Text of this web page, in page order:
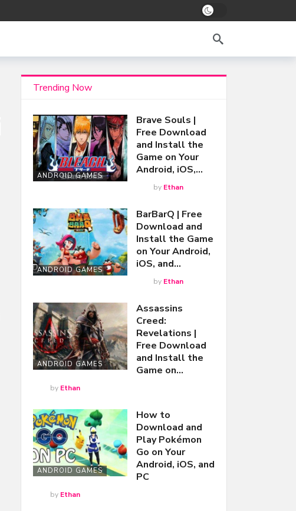
Trending Now
ANDROID GAMES
Brave Souls |
Free Download
and Install the
Game on Your
Android, iOS,…
by Ethan
ANDROID GAMES
BarBarQ | Free
Download and
Install the Game
on Your Android,
iOS, and…
by Ethan
ANDROID GAMES
Assassins
Creed:
Revelations |
Free Download
and Install the
Game on…
by Ethan
ANDROID GAMES
How to
Download and
Play Pokémon
Go on Your
Android, iOS, and
PC
by Ethan